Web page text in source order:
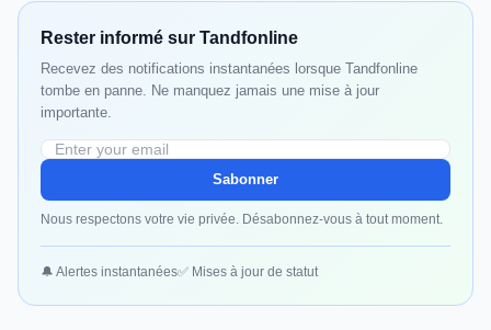
Rester informé sur Tandfonline
Recevez des notifications instantanées lorsque Tandfonline
tombe en panne. Ne manquez jamais une mise à jour
importante.
Sabonner
Nous respectons votre vie privée. Désabonnez-vous à tout moment.
🔔 Alertes instantanées✅ Mises à jour de statut